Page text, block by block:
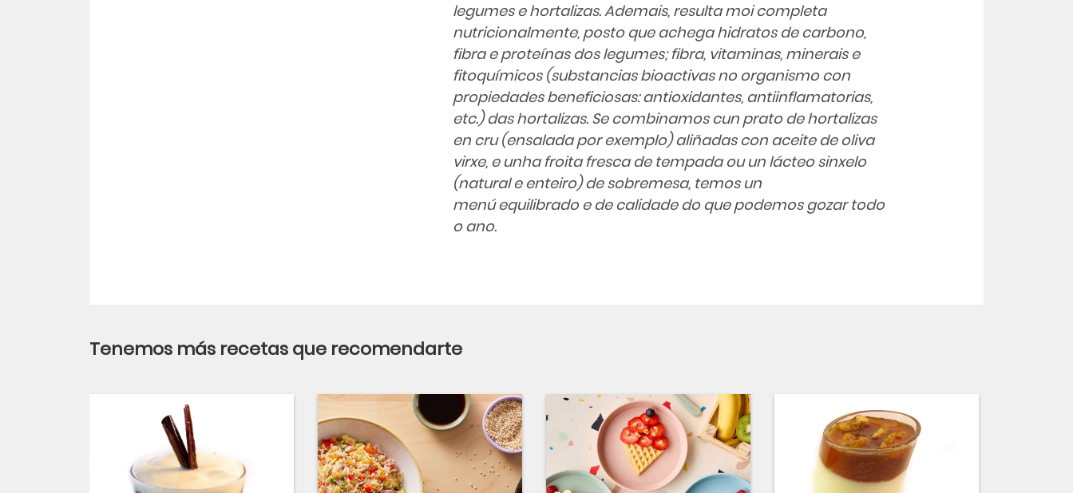
legumes e hortalizas. Ademais, resulta moi completa
nutricionalmente, posto que achega hidratos de carbono,
fibra e proteínas dos legumes; fibra, vitaminas, minerais e
fitoquímicos (substancias bioactivas no organismo con
propiedades beneficiosas: antioxidantes, antiinflamatorias,
etc.) das hortalizas. Se combinamos cun prato de hortalizas
en cru (ensalada por exemplo) aliñadas con aceite de oliva
virxe, e unha froita fresca de tempada ou un lácteo sinxelo
(natural e enteiro) de sobremesa, temos un
menú equilibrado e de calidade do que podemos gozar todo
o ano.
Tenemos más recetas que recomendarte